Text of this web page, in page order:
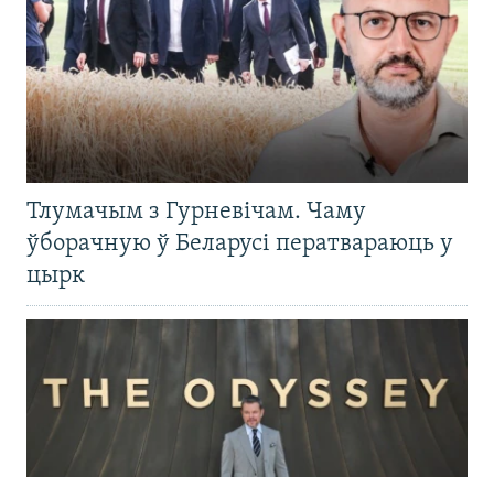
Тлумачым з Гурневічам. Чаму
ўборачную ў Беларусі ператвараюць у
цырк